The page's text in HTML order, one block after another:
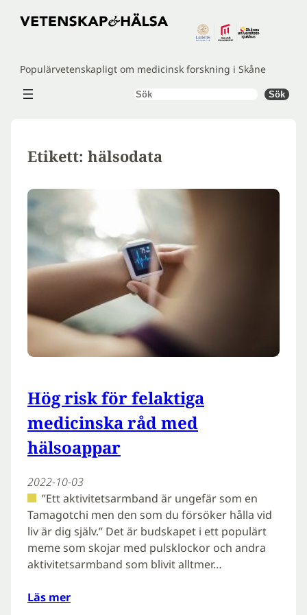
Hoppa
Populärvetenskapligt om medicinsk forskning i Skåne
Sök Sök
Etikett: hälsodata
Hög risk för felaktiga
medicinska råd med
hälsoappar
2022-10-03
”Ett aktivitetsarmband är ungefär som en
Tamagotchi men den som du försöker hålla vid
liv är dig själv.” Det är budskapet i ett populärt
meme som skojar med pulsklockor och andra
aktivitetsarmband som blivit alltmer…
Läs mer